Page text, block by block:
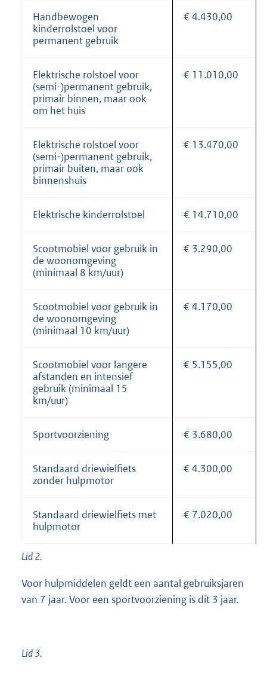
Handbewogen
kinderrolstoel voor
permanent gebruik
€ 4.430,00
Elektrische rolstoel voor
(semi-)permanent gebruik,
primair binnen, maar ook
om het huis
€ 11.010,00
Elektrische rolstoel voor
(semi-)permanent gebruik,
primair buiten, maar ook
binnenshuis
€ 13.470,00
Elektrische kinderrolstoel € 14.710,00
Scootmobiel voor gebruik in
de woonomgeving
(minimaal 8 km/uur)
€ 3.290,00
Scootmobiel voor gebruik in
de woonomgeving
(minimaal 10 km/uur)
€ 4.170,00
Scootmobiel voor langere
afstanden en intensief
gebruik (minimaal 15
km/uur)
€ 5.155,00
Sportvoorziening € 3.680,00
Standaard driewielfiets
zonder hulpmotor
€ 4.300,00
Standaard driewielfiets met
hulpmotor
€ 7.020,00
Lid 2.
Voor hulpmiddelen geldt een aantal gebruiksjaren
van 7 jaar. Voor een sportvoorziening is dit 3 jaar.
Lid 3.